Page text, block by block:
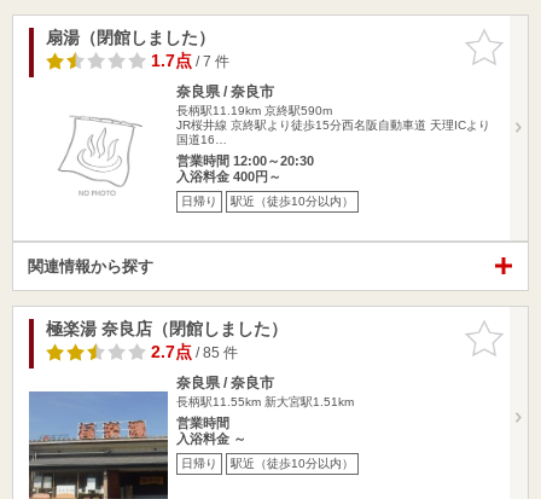
お気に入
りに追加
扇湯（閉館しました）
1.7点/ 7 件
奈良県 / 奈良市
長柄駅11.19km 京終駅590m
JR桜井線 京終駅より徒歩15分西名阪自動車道 天理ICより
国道16…
営業時間 12:00～20:30
入浴料金 400円～
日帰り 駅近（徒歩10分以内）
関連情報から探す
お気に入
りに追加
極楽湯 奈良店（閉館しました）
2.7点/ 85 件
奈良県 / 奈良市
長柄駅11.55km 新大宮駅1.51km
営業時間
入浴料金 ～
日帰り 駅近（徒歩10分以内）